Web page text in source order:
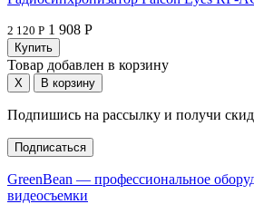
2 120 Р 1 908 Р
Товар добавлен в корзину
Подпишись на рассылку и получи
Подписаться
GreenBean — профессиональное
видеосъемки